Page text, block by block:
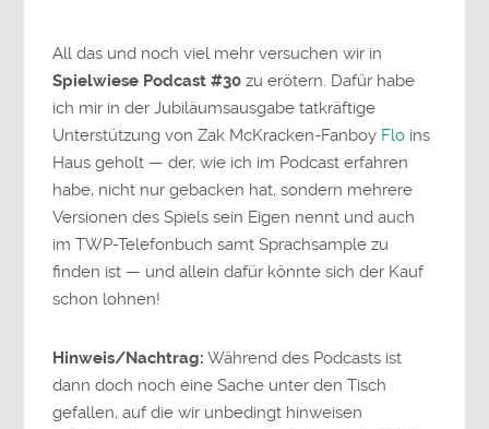
All das und noch viel mehr versuchen wir in
Spielwiese Podcast #30 zu erötern. Dafür habe
ich mir in der Jubiläumsausgabe tatkräftige
Unterstützung von Zak McKracken-Fanboy Flo ins
Haus geholt — der, wie ich im Podcast erfahren
habe, nicht nur gebacken hat, sondern mehrere
Versionen des Spiels sein Eigen nennt und auch
im TWP-Telefonbuch samt Sprachsample zu
finden ist — und allein dafür könnte sich der Kauf
schon lohnen!
Hinweis/Nachtrag: Während des Podcasts ist
dann doch noch eine Sache unter den Tisch
gefallen, auf die wir unbedingt hinweisen